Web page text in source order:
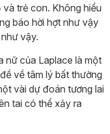
và trẻ con. Không hiểu
báo hời hợt như vậy
vậy.
nữ của Laplace là một
về tâm lý bất thường
vài dự đoán tương lai
tai có thể xảy ra